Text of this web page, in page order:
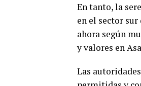
En tanto, la
en el sector
ahora según
y valores en
Las